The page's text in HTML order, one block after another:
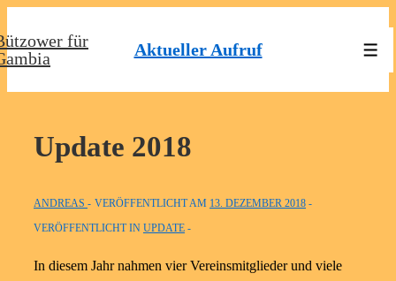
Zum
Inhalt
für
Aktueller Aufruf
Update 2018
ANDREAS VERÖFFENTLICHT AM 13. DEZEMBER 2018
VERÖFFENTLICHT IN UPDATE
In diesem Jahr nahmen vier Vereinsmitglieder und viele